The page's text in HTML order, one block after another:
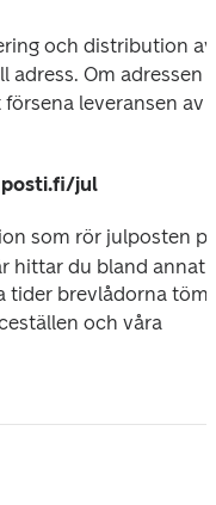
och distribution av
adress. Om adressen
leveransen av
posti.fi/jul
som rör julposten
hittar du bland annat
tider brevlådorna
och våra